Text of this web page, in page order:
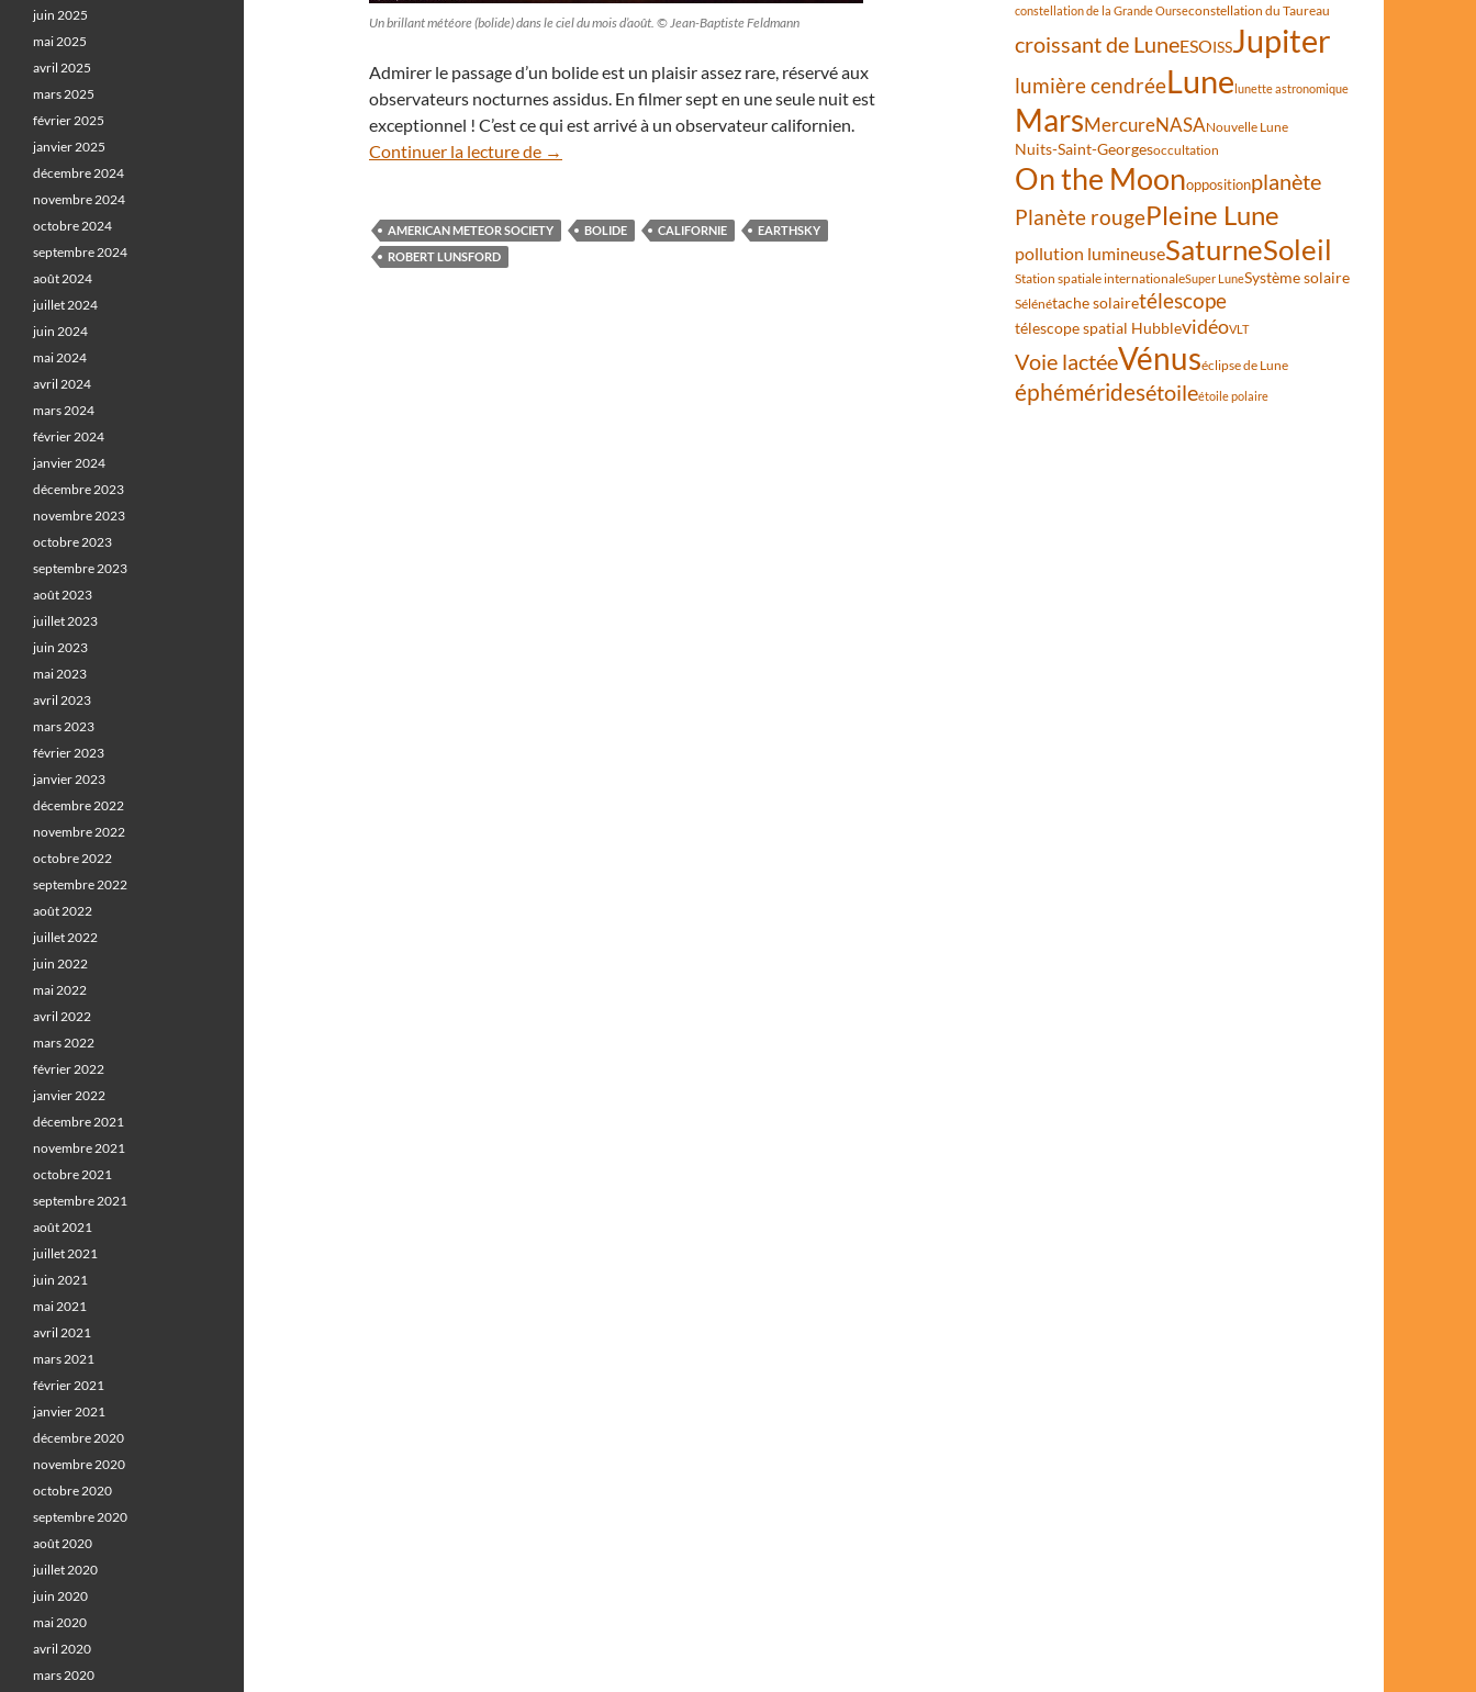
Un brillant météore (bolide) dans le ciel du mois d’août. © Jean-Baptiste Feldmann
Admirer le passage d’un bolide est un plaisir assez rare, réservé aux
observateurs nocturnes assidus. En filmer sept en une seule nuit est
exceptionnel ! C’est ce qui est arrivé à un observateur californien.
Continuer la lecture de En vidéo : pluie de bolides dans le ciel de Californie
→
AMERICAN METEOR SOCIETY BOLIDE CALIFORNIE
EARTHSKY
ROBERT LUNSFORD
constellation de la Grande Ourseconstellation du Taureau
croissant de LuneESOISSJupiter
lumière cendréeLunelunette astronomique
MarsMercureNASANouvelle Lune
Nuits-Saint-Georgesoccultation
On the Moonoppositionplanète
Planète rougePleine Lune
pollution lumineuseSaturneSoleil
Station spatiale internationaleSuper LuneSystème solaire
Sélénétache solairetélescope
télescope spatial HubblevidéoVLT
Voie lactéeVénuséclipse de Lune
éphéméridesétoileétoile polaire
juin 2025
mai 2025
avril 2025
mars 2025
février 2025
janvier 2025
décembre 2024
novembre 2024
octobre 2024
septembre 2024
août 2024
juillet 2024
juin 2024
mai 2024
avril 2024
mars 2024
février 2024
janvier 2024
décembre 2023
novembre 2023
octobre 2023
septembre 2023
août 2023
juillet 2023
juin 2023
mai 2023
avril 2023
mars 2023
février 2023
janvier 2023
décembre 2022
novembre 2022
octobre 2022
septembre 2022
août 2022
juillet 2022
juin 2022
mai 2022
avril 2022
mars 2022
février 2022
janvier 2022
décembre 2021
novembre 2021
octobre 2021
septembre 2021
août 2021
juillet 2021
juin 2021
mai 2021
avril 2021
mars 2021
février 2021
janvier 2021
décembre 2020
novembre 2020
octobre 2020
septembre 2020
août 2020
juillet 2020
juin 2020
mai 2020
avril 2020
mars 2020